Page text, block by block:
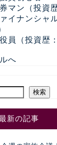
マン（投資
イナンシャ
員（投資歴
へ
検索
新の記事